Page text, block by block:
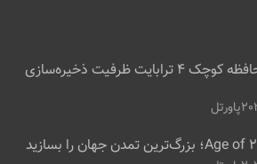
این کارت حافظه کوچک ۴ ترابایت ظرفیت ذخیره‌سازی
پاورتل